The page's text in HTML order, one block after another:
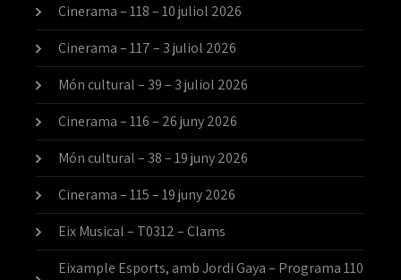
Cinerama – 118 – 10 juliol 2026
Cinerama – 117 – 3 juliol 2026
Món cultural – 39 – 3 juliol 2026
Cinerama – 116 – 26 juny 2026
Món cultural – 38 – 19 juny 2026
Cinerama – 115 – 19 juny 2026
Eix Musical – T0312 – Clams
Eixample Esports, amb Jordi Gaya – Programa 110